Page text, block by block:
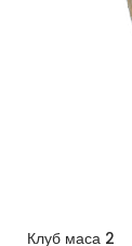
Клуб маса 2